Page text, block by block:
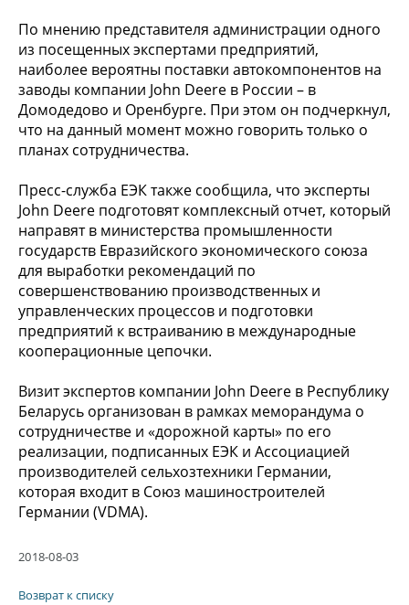
По мнению представителя администрации одного
из посещенных экспертами предприятий,
наиболее вероятны поставки автокомпонентов на
заводы компании John Deere в России – в
Домодедово и Оренбурге. При этом он подчеркнул,
что на данный момент можно говорить только о
планах сотрудничества.
Пресс-служба ЕЭК также сообщила, что эксперты
John Deere подготовят комплексный отчет, который
направят в министерства промышленности
государств Евразийского экономического союза
для выработки рекомендаций по
совершенствованию производственных и
управленческих процессов и подготовки
предприятий к встраиванию в международные
кооперационные цепочки.
Визит экспертов компании John Deere в Республику
Беларусь организован в рамках меморандума о
сотрудничестве и «дорожной карты» по его
реализации, подписанных ЕЭК и Ассоциацией
производителей сельхозтехники Германии,
которая входит в Союз машиностроителей
Германии (VDMA).
2018-08-03
Возврат к списку